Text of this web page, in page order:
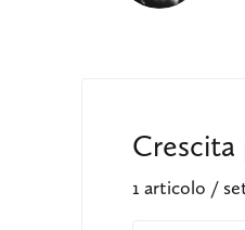
Crescita
1 articolo /